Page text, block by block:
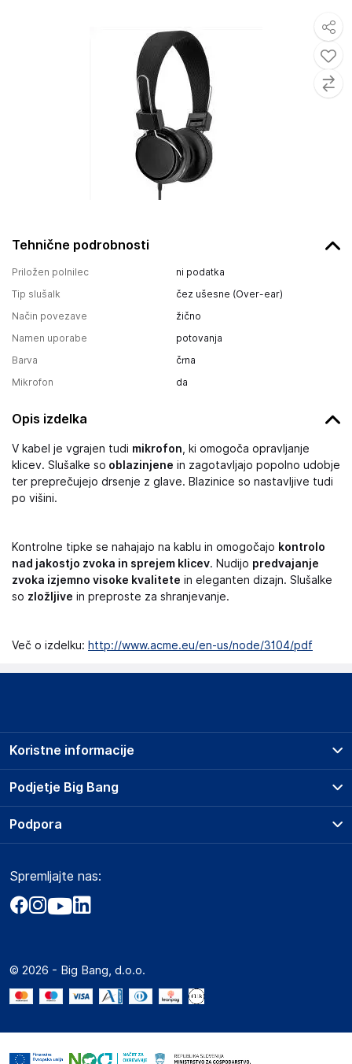
Tehnične podrobnosti
Priložen polnilec
ni podatka
Tip slušalk
čez ušesne (Over-ear)
Način povezave
žično
Namen uporabe
potovanja
Barva
črna
Mikrofon
da
Opis izdelka
V kabel je vgrajen tudi mikrofon , ki omogoča opravljanje
klicev. Slušalke so oblazinjene in zagotavljajo popolno udobje
ter preprečujejo drsenje z glave. Blazinice so nastavljive tudi
po višini.
Kontrolne tipke se nahajajo na kablu in omogočajo kontrolo
nad jakostjo zvoka in sprejem klicev. Nudijo predvajanje
zvoka izjemno visoke kvalitete in eleganten dizajn. Slušalke
so zložljive in preproste za shranjevanje.
Več o izdelku: http://www.acme.eu/en-us/node/3104/pdf
Podjetje Big Bang
O podjetju
Obvestila za javnost
Akt o digitalnih storitvah
Marketplace za partnerje
Novosti
Koristne informacije
Prodajna mesta
Storitve
Dostava, vnos in odvoz
Zavarovanje izdelkov
Podpora
Marketplace
Kako oddati naročilo?
Spremljajte nas:
© 2026 - Big Bang, d.o.o.